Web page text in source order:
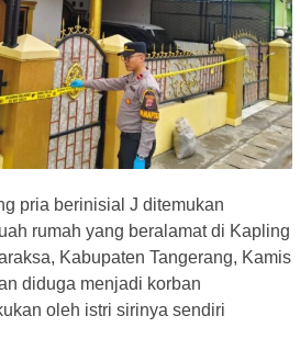
pria berinisial J ditemukan
rumah yang beralamat di Kapling
Kabupaten Tangerang, Kamis
diduga menjadi korban
oleh istri sirinya sendiri